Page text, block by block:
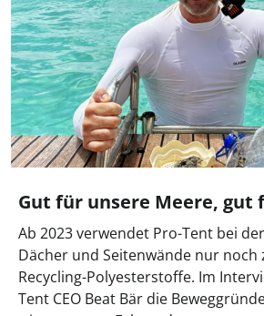
Gut für unsere Meere, gut
Ab 2023 verwendet Pro-Tent bei
Dächer und Seitenwände nur
Recycling-Polyesterstoffe. Im
Tent CEO Beat Bär die